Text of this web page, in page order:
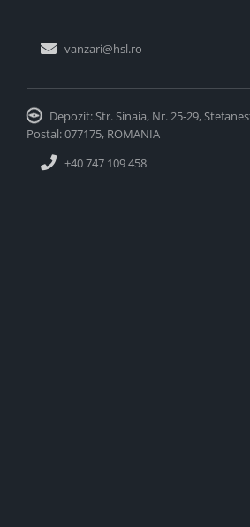
vanzari@hsl.ro
Depozit: Str. Sinaia, Nr. 25-29,
Postal: 077175, ROMANIA
+40 747 109 458